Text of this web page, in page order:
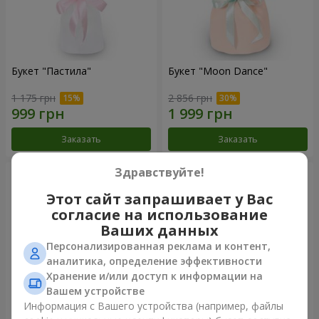
Букет "Пастила"
1 175 грн
Заказать
Букет "Moon Dance"
2 856 грн
Заказать
Здравствуйте!
Этот сайт запрашивает у Вас
согласие на использование
Ваших данных
Персонализированная реклама и контент,
аналитика, определение эффективности
Хранение и/или доступ к информации на
Вашем устройстве
Информация с Вашего устройства (например, файлы